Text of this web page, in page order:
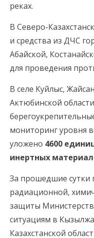
реках.
В Северо-
и средства из ДЧС
Абайской,
для проведения
В селе Куйлыс,
Актюбинской
мониторинг уровня
уложено 4600
инертных
За прошедшие сутки
радиационной,
защиты
ситуациям в
Казахстанской